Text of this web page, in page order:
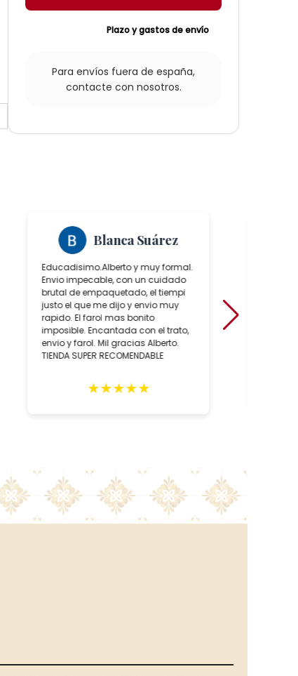
Plazo y gastos de envío
Para envíos fuera de españa,
contacte con nosotros.
Blanca Suárez
Educadisimo.Alberto y muy formal.
Envio impecable, con un cuidado
brutal de empaquetado, el tiempi
justo el que me dijo y envio muy
rapido. El farol mas bonito
imposible. Encantada con el trato,
envio y farol. Mil gracias Alberto.
TIENDA SUPER RECOMENDABLE
★★★★★